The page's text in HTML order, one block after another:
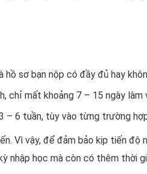
sơ bạn nộp có đầy đủ hay
chỉ mất khoảng 7 – 15 ngày làm
– 6 tuần, tùy vào từng trường
Vì vậy, để đảm bảo kịp tiến độ
nhập học mà còn có thêm thời